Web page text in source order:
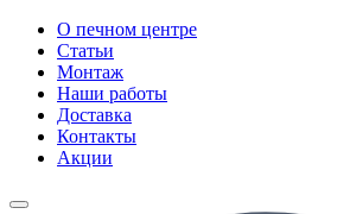
О печном центре
Статьи
Монтаж
Наши работы
Доставка
Контакты
Акции